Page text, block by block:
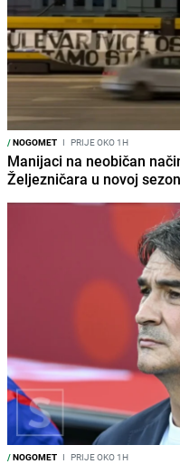
/NOGOMET I PRIJE OKO 1H
Manijaci na neobičan
Željezničara u novoj
/NOGOMET I PRIJE OKO 1H